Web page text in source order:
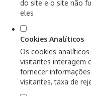
do site e o site não
eles
Cookies Analíticos
Os cookies
visitantes interagem
fornecer
visitantes, taxa de